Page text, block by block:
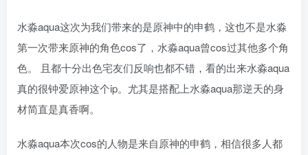
水淼aqua这次为我们带来的是原神中的申鹤，这也不是水淼
第一次带来原神的角色cos了，水淼aqua曾cos过其他多个角
色。 且都十分出色宅友们反响也都不错，看的出来水淼aqua
真的很钟爱原神这个ip。尤其是搭配上水淼aqua那逆天的身
材简直是真香啊。
水淼aqua本次cos的人物是来自原神的申鹤，相信很多人都